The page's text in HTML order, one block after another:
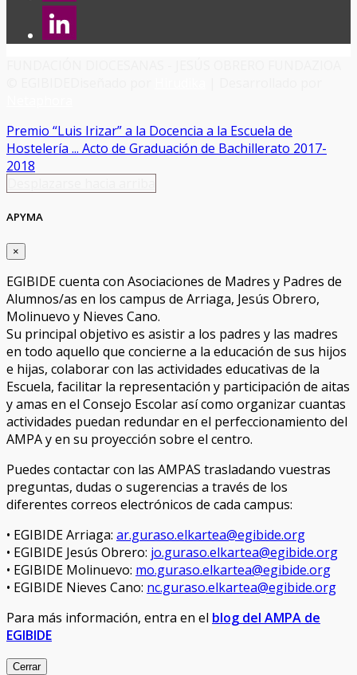
Premio “Luis Irizar” a la Docencia a la Escuela de
Hostelería ... Acto de Graduación de Bachillerato 2017-
2018
APYMA
×
EGIBIDE cuenta con Asociaciones de Madres y Padres de
Alumnos/as en los campus de Arriaga, Jesús Obrero,
Molinuevo y Nieves Cano.
Su principal objetivo es asistir a los padres y las madres
en todo aquello que concierne a la educación de sus hijos
e hijas, colaborar con las actividades educativas de la
Escuela, facilitar la representación y participación de aitas
y amas en el Consejo Escolar así como organizar cuantas
actividades puedan redundar en el perfeccionamiento del
AMPA y en su proyección sobre el centro.
Puedes contactar con las AMPAS trasladando vuestras
preguntas, dudas o sugerencias a través de los
diferentes correos electrónicos de cada campus:
• EGIBIDE Arriaga: ar.guraso.elkartea@egibide.org
• EGIBIDE Jesús Obrero: jo.guraso.elkartea@egibide.org
• EGIBIDE Molinuevo: mo.guraso.elkartea@egibide.org
• EGIBIDE Nieves Cano: nc.guraso.elkartea@egibide.org
Para más información, entra en el blog del AMPA de
EGIBIDE
Cerrar